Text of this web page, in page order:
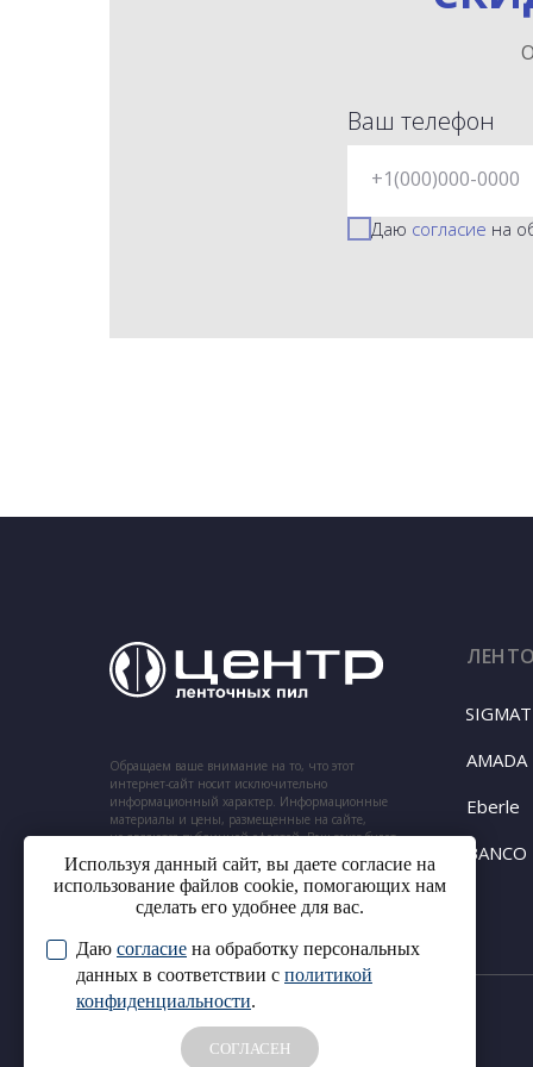
Ваш телефон
+1(000)000-0000
Даю согласие на
AMADA
Eberle
BANCO
Обращаем ваше внимание на то, что этот
интернет-сайт носит исключительно
информационный характер. Информационные
материалы и цены, размещенные на сайте,
не являются публичной офертой. Ваш заказ будет
подтвержден нашим менеджером по телефону,
указанному при заказе.
© 2024. ООО «Центр ленточных
пил». Все права защищены.
Используя данный сайт, вы даете согласие на
использование файлов cookie, помогающих нам
сделать его удобнее для вас.
Даю согласие на обработку персональных
данных в соответствии с политикой
конфиденциальности.
СОГЛАСЕН